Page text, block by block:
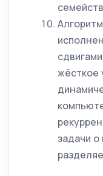
жёсткое
задачи о